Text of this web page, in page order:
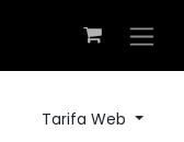
Tarifa Web